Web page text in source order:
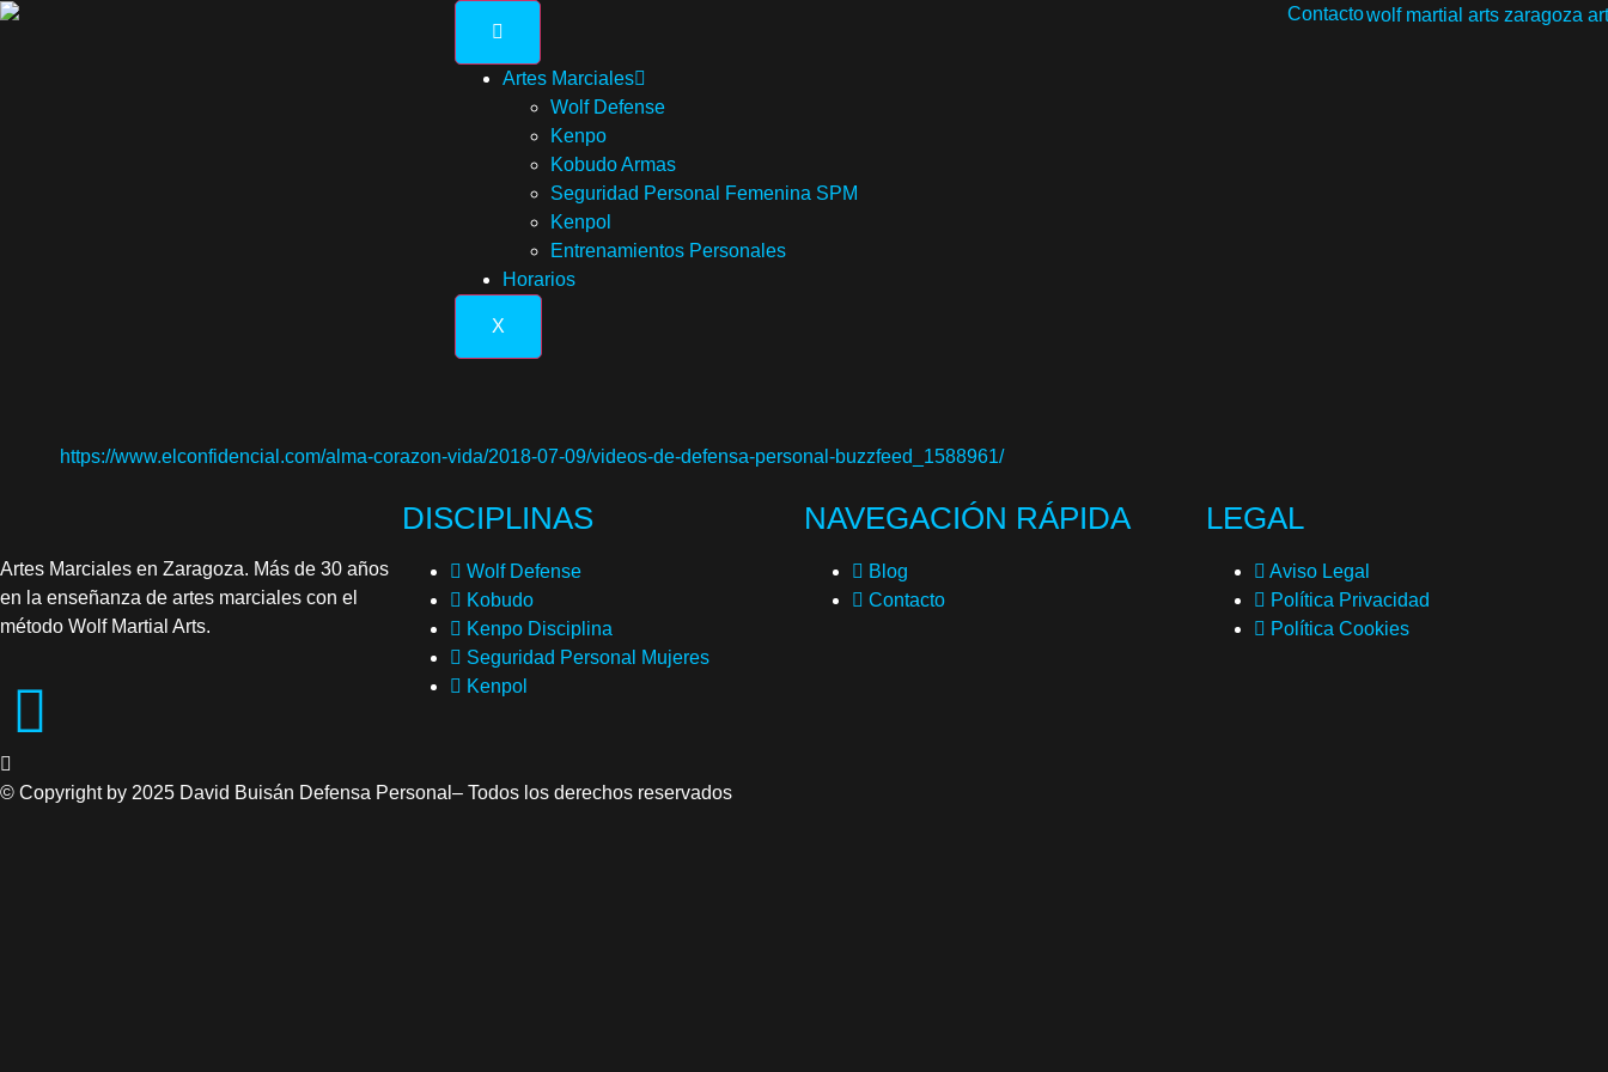
Artes Marciales
Wolf Defense
Kenpo
Kobudo Armas
Seguridad Personal Femenina SPM
Kenpol
Entrenamientos Personales
Horarios
X
Contacto
https://www.elconfidencial.com/alma-corazon-vida/2018-07-09/videos-de-defensa-personal-buzzfeed_1588961/
Artes Marciales en Zaragoza. Más de 30 años
en la enseñanza de artes marciales con el
método Wolf Martial Arts.
DISCIPLINAS
Wolf Defense
Kobudo
Kenpo Disciplina
Seguridad Personal Mujeres
Kenpol
NAVEGACIÓN RÁPIDA
Blog
Contacto
LEGAL
Aviso Legal
Política Privacidad
Política Cookies
© Copyright by 2025 David Buisán Defensa Personal– Todos los derechos reservados